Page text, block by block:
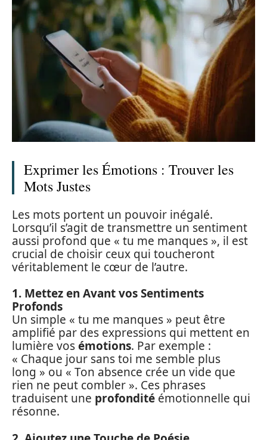
Exprimer les Émotions : Trouver les
Mots Justes
Les mots portent un pouvoir inégalé.
Lorsqu’il s’agit de transmettre un sentiment
aussi profond que « tu me manques », il est
crucial de choisir ceux qui toucheront
véritablement le cœur de l’autre.
1. Mettez en Avant vos Sentiments
Profonds
Un simple « tu me manques » peut être
amplifié par des expressions qui mettent en
lumière vosémotions. Par exemple :
« Chaque jour sans toi me semble plus
long » ou « Ton absence crée un vide que
rien ne peut combler ». Ces phrases
traduisent une profondité émotionnelle qui
résonne.